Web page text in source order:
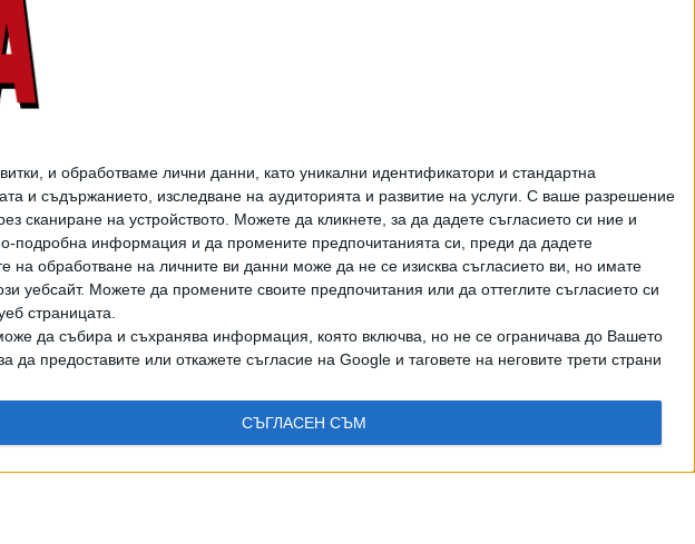
и обработваме лични данни, като уникални идентификатори и стандартна
и съдържанието, изследване на аудиторията и развитие на услуги. С ваше разрешение
сканиране на устройството. Можете да кликнете, за да дадете съгласието си ние и
подробна информация и да промените предпочитанията си, преди да дадете
на обработване на личните ви данни може да не се изисква съгласието ви, но имате
уебсайт. Можете да промените своите предпочитания или да оттеглите съгласието си
страницата.
да събира и съхранява информация, която включва, но не се ограничава до Вашето
предоставите или откажете съгласие на Google и таговете на неговите трети страни
СЪГЛАСЕН СЪМ